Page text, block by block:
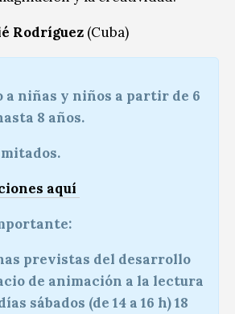
Rodríguez (Cuba)
a niñas y niños a partir de 6
8 años.
aquí
previstas del desarrollo
de animación a la lectura
sábados (de 14 a 16 h) 18